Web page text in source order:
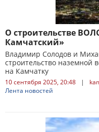
О строительстве
Камчатский»
Владимир Солодов и
строительство наземной
на Камчатку
10 сентября 2025, 20:48 |
Лента новостей